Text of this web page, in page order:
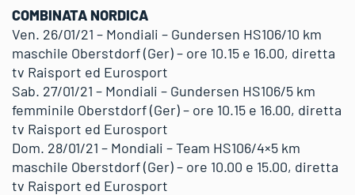
COMBINATA NORDICA
Ven. 26/01/21 – Mondiali – Gundersen HS106/10 km
maschile Oberstdorf (Ger) – ore 10.15 e 16.00, diretta
tv Raisport ed Eurosport
Sab. 27/01/21 – Mondiali – Gundersen HS106/5 km
femminile Oberstdorf (Ger) – ore 10.15 e 16.00, diretta
tv Raisport ed Eurosport
Dom. 28/01/21 – Mondiali – Team HS106/4×5 km
maschile Oberstdorf (Ger) – ore 10.00 e 15.00, diretta
tv Raisport ed Eurosport